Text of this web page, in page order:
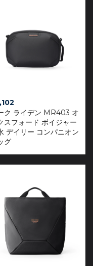
ク ライデン MR403 オ
スフォード ボイジャー
デイリー コンパニオン
グ